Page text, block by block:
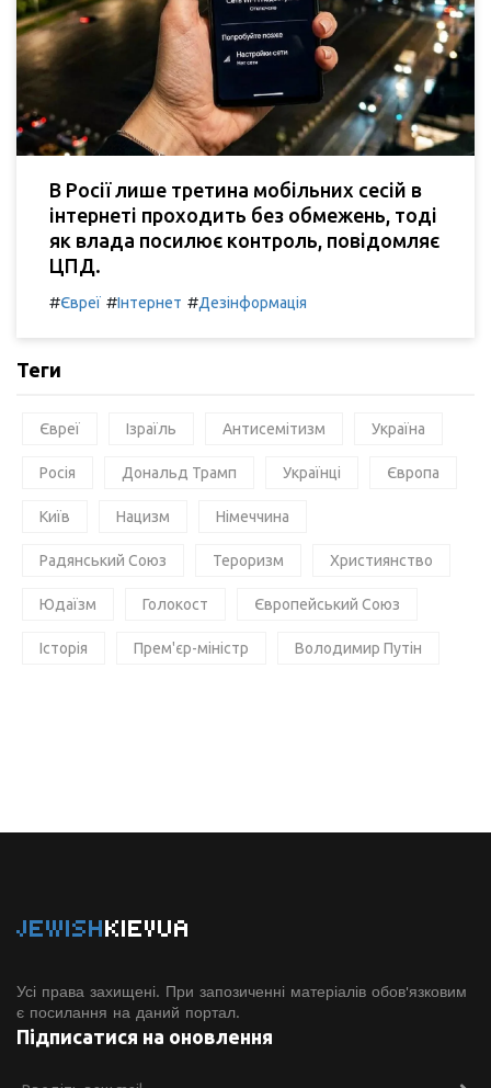
В Росії лише третина мобільних сесій в
інтернеті проходить без обмежень, тоді
як влада посилює контроль, повідомляє
ЦПД.
#Євреї #Інтернет #Дезінформація
Теги
Євреї Ізраїль Антисемітизм Україна
Росія Дональд Трамп Українці Європа
Київ Нацизм Німеччина
Радянський Союз Тероризм Християнство
Юдаїзм Голокост Європейський Союз
Історія Прем'єр-міністр Володимир Путін
JEWISHKIEVUA
Усі права захищені. При запозиченні матеріалів обов'язковим
є посилання на даний портал.
Підписатися на оновлення